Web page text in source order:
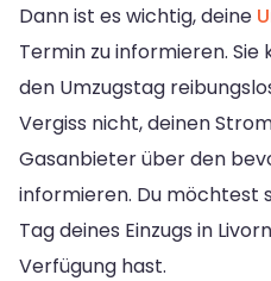
Dann ist es wichtig, deine
Termin zu informieren.
den Umzugstag
Vergiss nicht, deinen
Gasanbieter über den
informieren. Du möchtest
Tag deines Einzugs in
Verfügung hast.